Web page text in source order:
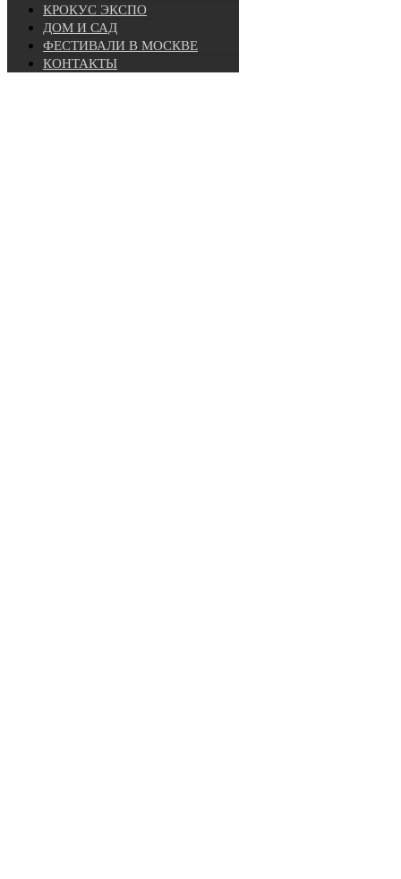
КРОКУС ЭКСПО
ДОМ И САД
ФЕСТИВАЛИ В МОСКВЕ
КОНТАКТЫ